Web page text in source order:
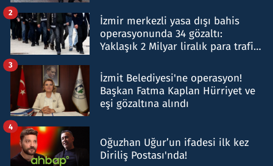
İzmir merkezli yasa dışı bahis
operasyonunda 34 gözaltı:
Yaklaşık 2 Milyar liralık para trafiği
2
İzmit Belediyesi'ne operasyon!
Başkan Fatma Kaplan Hürriyet ve
eşi gözaltına alındı
3
Oğuzhan Uğur’un ifadesi ilk kez
Diriliş Postası'nda!
4